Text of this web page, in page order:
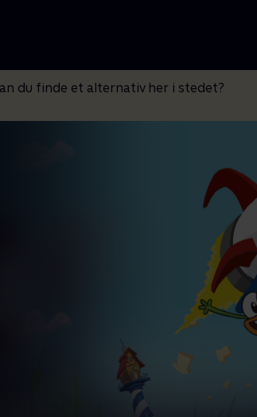
du finde et alternativ her i stedet?